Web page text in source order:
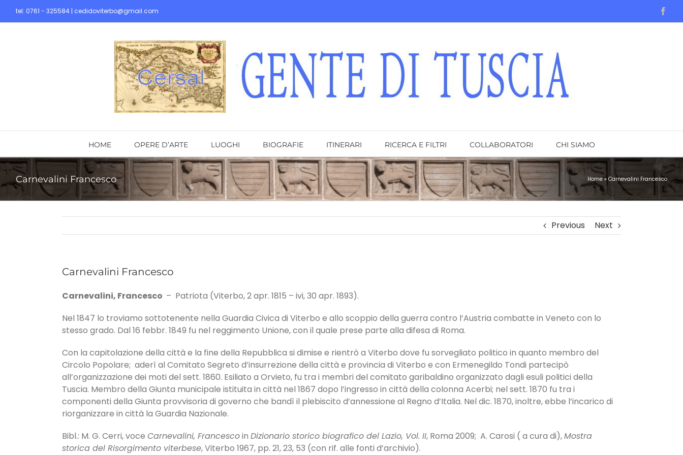
tel: 0761 - 325584 | cedidoviterbo@gmail.com
HOME OPERE D’ARTE LUOGHI BIOGRAFIE ITINERARI RICERCA E FILTRI COLLABORATORI CHI SIAMO
Carnevalini Francesco Home » Carnevalini Francesco
Previous Next
Carnevalini Francesco
Carnevalini, Francesco – Patriota (Viterbo, 2 apr. 1815 – ivi, 30 apr. 1893).
Nel 1847 lo troviamo sottotenente nella Guardia Civica di Viterbo e allo scoppio della guerra contro l’Austria combatte in Veneto con lo
stesso grado. Dal 16 febbr. 1849 fu nel reggimento Unione, con il quale prese parte alla difesa di Roma.
Con la capitolazione della città e la fine della Repubblica si dimise e rientrò a Viterbo dove fu sorvegliato politico in quanto membro del
Circolo Popolare; aderì al Comitato Segreto d’insurrezione della città e provincia di Viterbo e con Ermenegildo Tondi partecipò
all’organizzazione dei moti del sett. 1860. Esiliato a Orvieto, fu tra i membri del comitato garibaldino organizzato dagli esuli politici della
Tuscia. Membro della Giunta municipale istituita in città nel 1867 dopo l’ingresso in città della colonna Acerbi; nel sett. 1870 fu tra i
componenti della Giunta provvisoria di governo che bandì il plebiscito d’annessione al Regno d’Italia. Nel dic. 1870, inoltre, ebbe l’incarico di
riorganizzare in città la Guardia Nazionale.
Bibl.: M. G. Cerri, voce Carnevalini, Francescoin Dizionario storico biografico del Lazio, Vol. II, Roma 2009; A. Carosi ( a cura di),Mostra
storica del Risorgimento viterbese, Viterbo 1967, pp. 21, 23, 53 (con rif. alle fonti d’archivio).